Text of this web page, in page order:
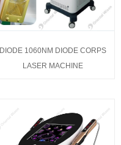
DIODE 1060NM DIODE CORPS
LASER MACHINE